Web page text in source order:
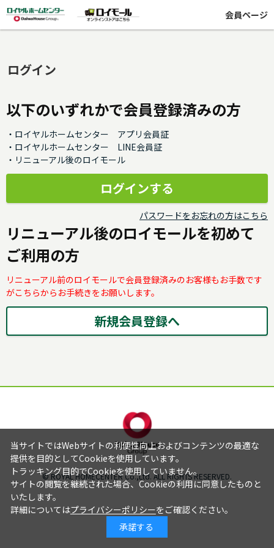
会員ページ
ログイン
以下のいずれかで会員登録済みの方
・ロイヤルホームセンター アプリ会員証
・ロイヤルホームセンター LINE会員証
・リニューアル後のロイモール
パスワードをお忘れの方はこちら
リニューアル後のロイモールを初めて
ご利用の方
リニューアル前のロイモールで会員登録済みのお客様もお手数です
がこちらからお手続きをお願いします。
© ROYAL HOMECENTER Co.,Ltd. ALL RIGHTS RESERVED.
当サイトではWebサイトの利便性向上およびコンテンツの最適な
提供を目的としてCookieを使用しています。
トラッキング目的でCookieを使用していません。
サイトの閲覧を継続された場合、Cookieの利用に同意したものと
いたします。
詳細についてはプライバシーポリシーをご確認ください。
承諾する